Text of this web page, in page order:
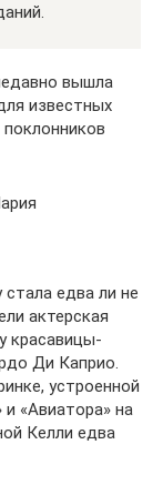
вышла
известных
едва ли не
актерская
красавицы-
Ди Каприо.
устроенной
«Авиатора» на
Келли едва